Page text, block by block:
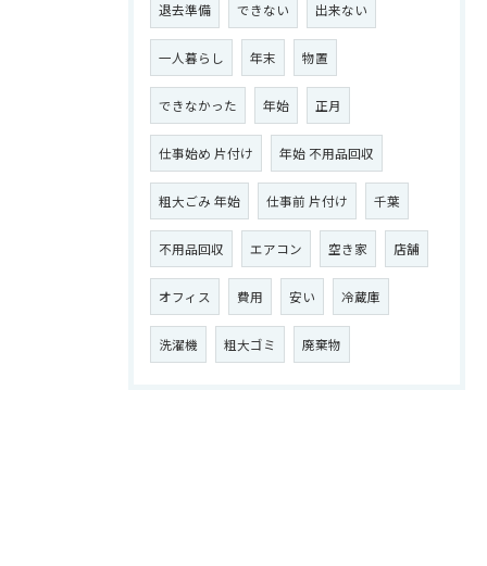
退去準備 できない 出来ない
一人暮らし 年末 物置
できなかった 年始 正月
仕事始め 片付け 年始 不用品回収
粗大ごみ 年始 仕事前 片付け 千葉
不用品回収 エアコン 空き家 店舗
オフィス 費用 安い 冷蔵庫
洗濯機 粗大ゴミ 廃棄物